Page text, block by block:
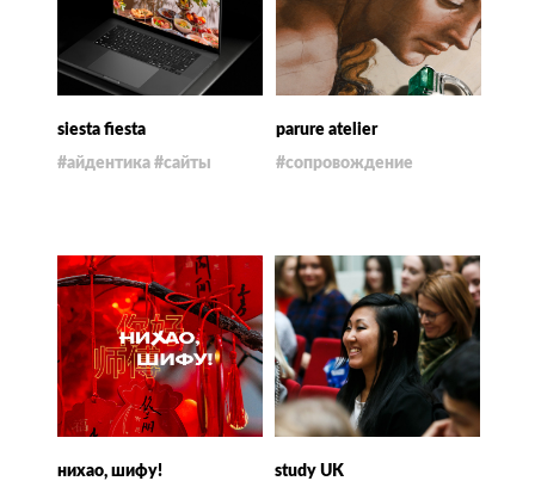
parure atelier
#сопровождение
нихао, шифу!
study UK
#айдентика #сайты
siesta fiesta